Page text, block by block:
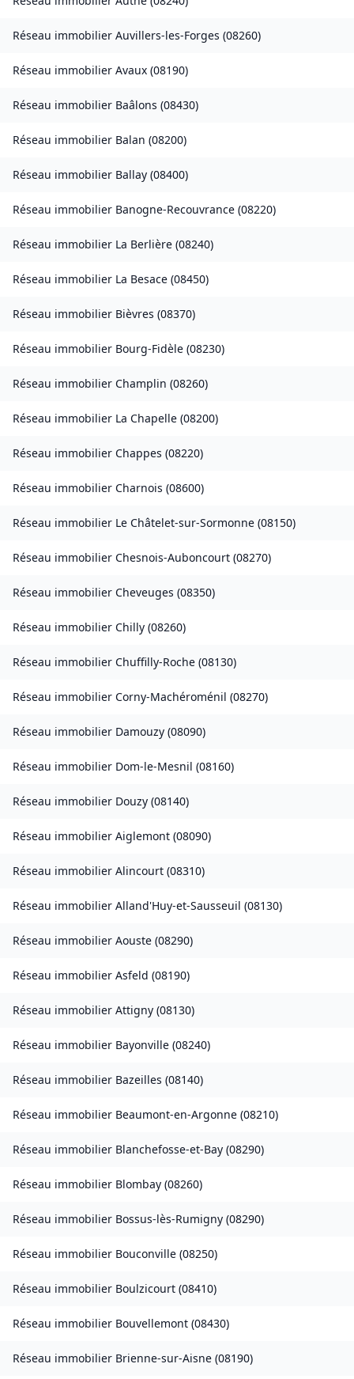
Réseau immobilier Auvillers-les-Forges (08260)
Réseau immobilier Avaux (08190)
Réseau immobilier Baâlons (08430)
Réseau immobilier Balan (08200)
Réseau immobilier Ballay (08400)
Réseau immobilier Banogne-Recouvrance (08220)
Réseau immobilier La Berlière (08240)
Réseau immobilier La Besace (08450)
Réseau immobilier Bièvres (08370)
Réseau immobilier Bourg-Fidèle (08230)
Réseau immobilier Champlin (08260)
Réseau immobilier La Chapelle (08200)
Réseau immobilier Chappes (08220)
Réseau immobilier Charnois (08600)
Réseau immobilier Le Châtelet-sur-Sormonne (08150)
Réseau immobilier Chesnois-Auboncourt (08270)
Réseau immobilier Cheveuges (08350)
Réseau immobilier Chilly (08260)
Réseau immobilier Chuffilly-Roche (08130)
Réseau immobilier Corny-Machéroménil (08270)
Réseau immobilier Damouzy (08090)
Réseau immobilier Dom-le-Mesnil (08160)
Réseau immobilier Douzy (08140)
Réseau immobilier Aiglemont (08090)
Réseau immobilier Alincourt (08310)
Réseau immobilier Alland'Huy-et-Sausseuil (08130)
Réseau immobilier Aouste (08290)
Réseau immobilier Asfeld (08190)
Réseau immobilier Attigny (08130)
Réseau immobilier Bayonville (08240)
Réseau immobilier Bazeilles (08140)
Réseau immobilier Beaumont-en-Argonne (08210)
Réseau immobilier Blanchefosse-et-Bay (08290)
Réseau immobilier Blombay (08260)
Réseau immobilier Bossus-lès-Rumigny (08290)
Réseau immobilier Bouconville (08250)
Réseau immobilier Boulzicourt (08410)
Réseau immobilier Bouvellemont (08430)
Réseau immobilier Brienne-sur-Aisne (08190)